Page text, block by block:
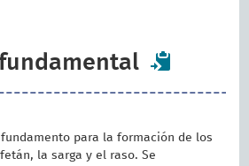
para la formación de los
la sarga y el raso. Se